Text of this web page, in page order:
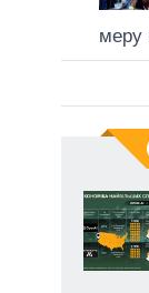
меру